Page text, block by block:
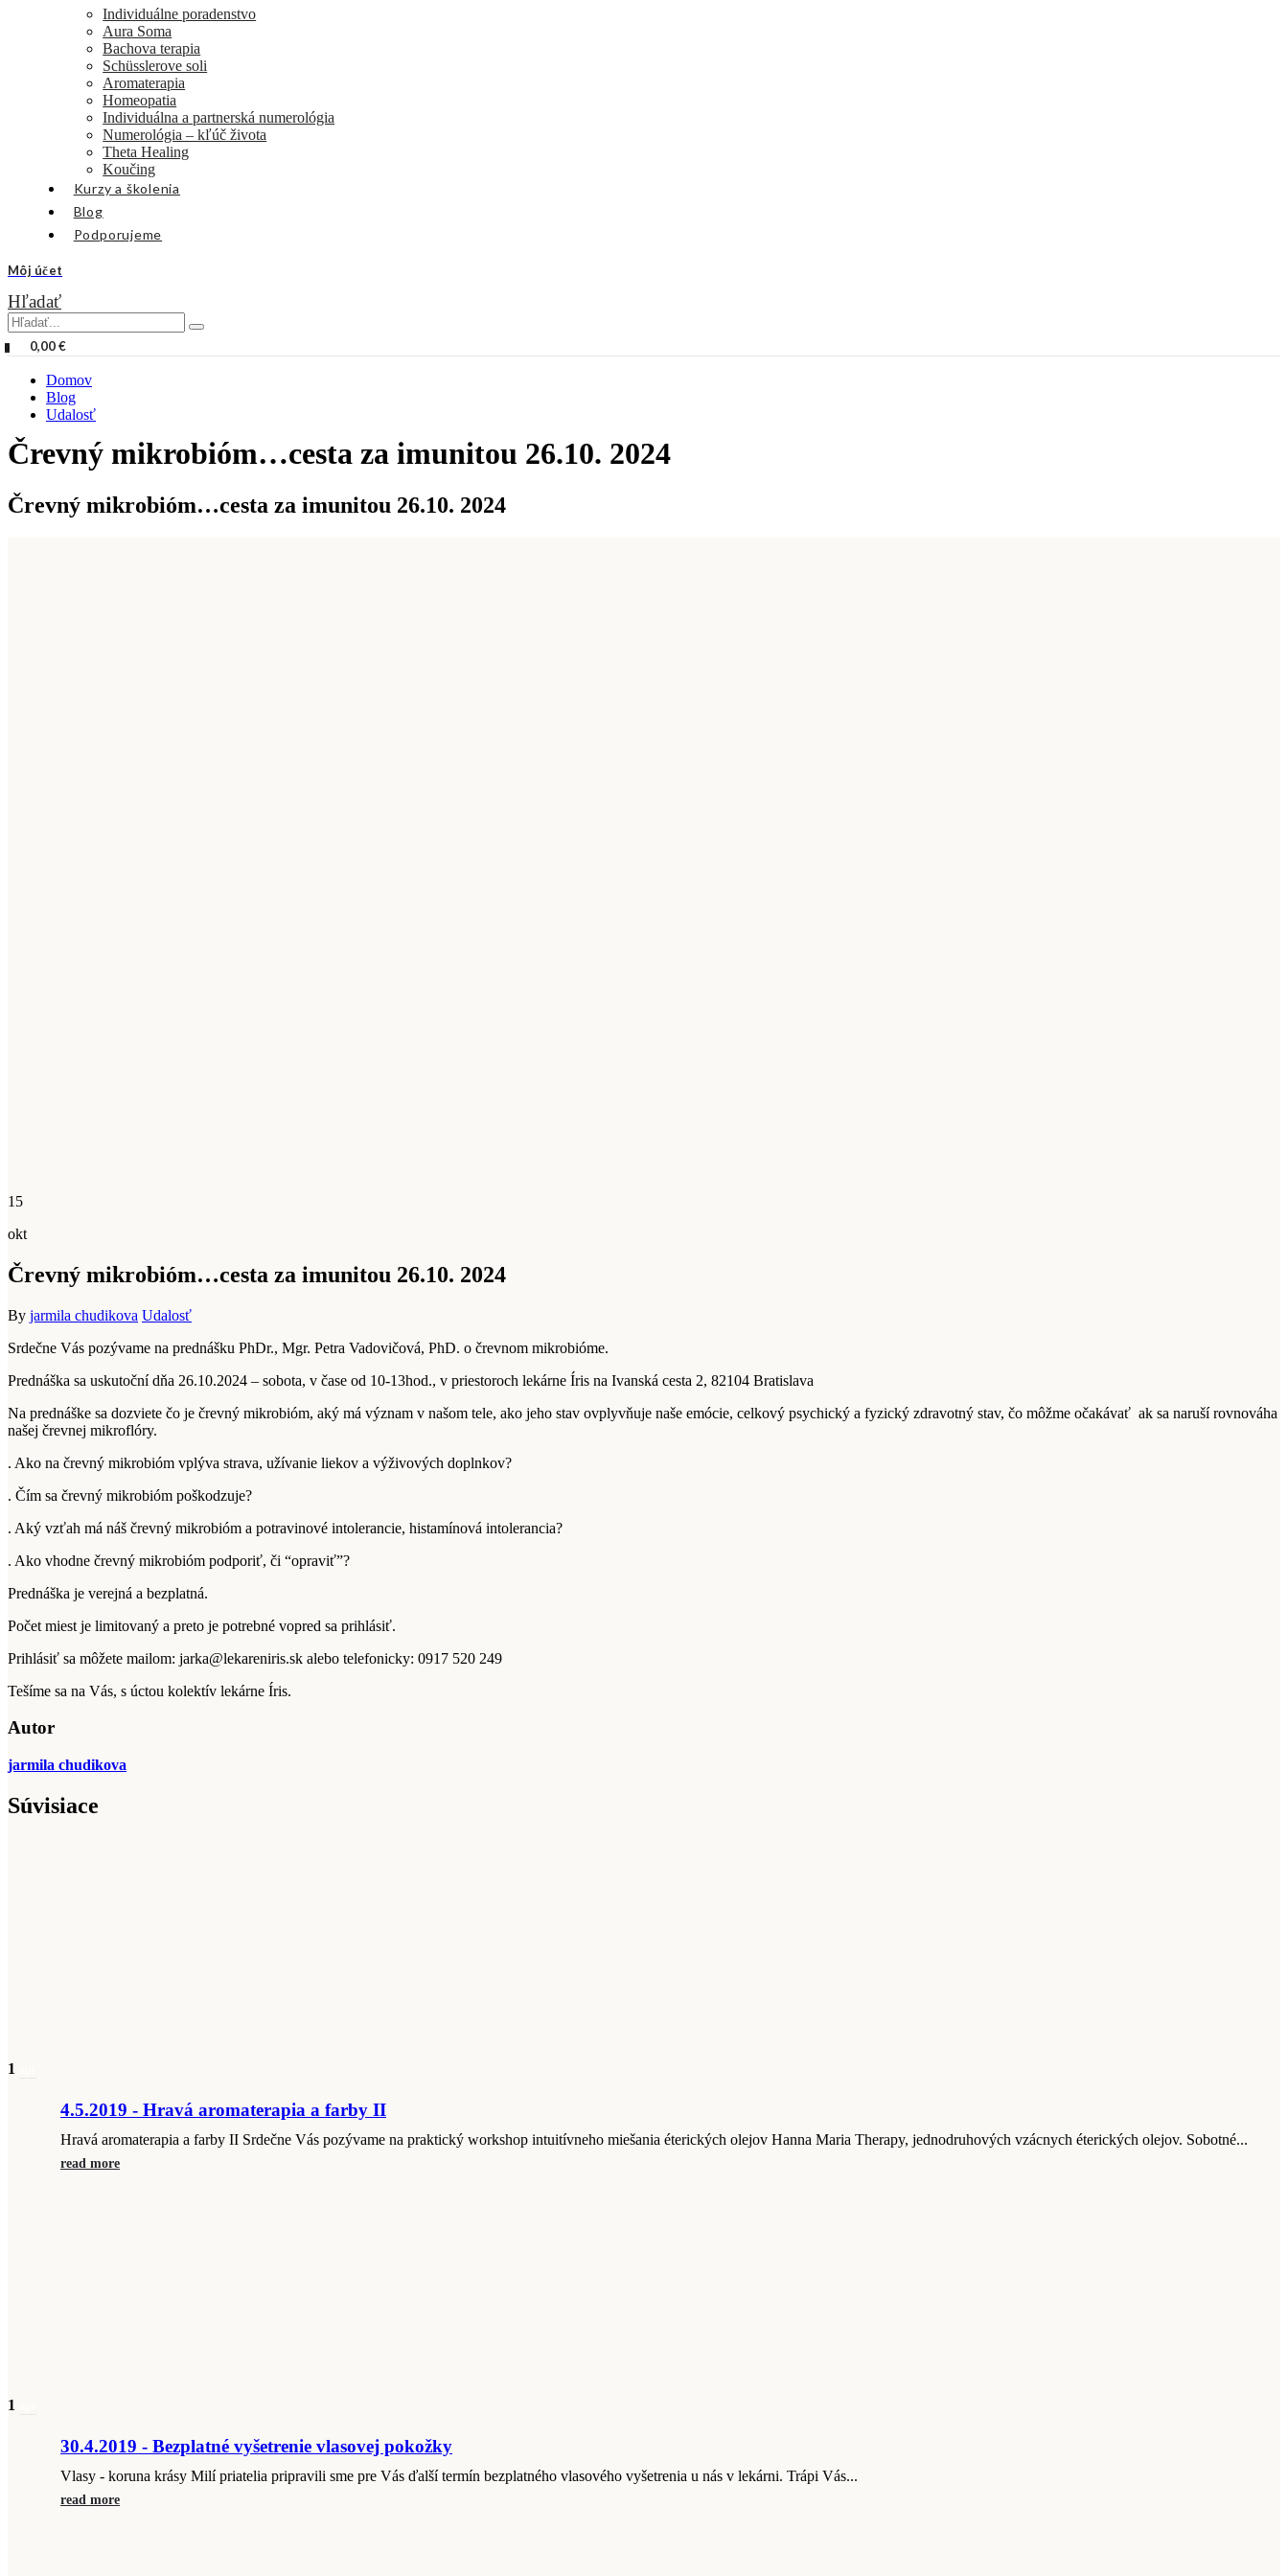
Individuálne poradenstvo
Aura Soma
Bachova terapia
Schüsslerove soli
Aromaterapia
Homeopatia
Individuálna a partnerská numerológia
Numerológia – kľúč života
Theta Healing
Koučing
Kurzy a školenia
Blog
Podporujeme
Môj účet
Hľadať
0 0,00€
Domov
Blog
Udalosť
Črevný mikrobióm…cesta za imunitou 26.10. 2024
Črevný mikrobióm…cesta za imunitou 26.10. 2024
15
okt
Črevný mikrobióm…cesta za imunitou 26.10. 2024
By jarmila chudikova Udalosť
Srdečne Vás pozývame na prednášku PhDr., Mgr. Petra Vadovičová, PhD. o črevnom mikrobióme.
Prednáška sa uskutoční dňa 26.10.2024 – sobota, v čase od 10-13hod., v priestoroch lekárne Íris na Ivanská cesta 2, 82104 Bratislava
Na prednáške sa dozviete čo je črevný mikrobióm, aký má význam v našom tele, ako jeho stav ovplyvňuje naše emócie, celkový psychický a fyzický zdravotný stav, čo môžme očakávať ak sa naruší rovnováha
našej črevnej mikroflóry.
. Ako na črevný mikrobióm vplýva strava, užívanie liekov a výživových doplnkov?
. Čím sa črevný mikrobióm poškodzuje?
. Aký vzťah má náš črevný mikrobióm a potravinové intolerancie, histamínová intolerancia?
. Ako vhodne črevný mikrobióm podporiť, či “opraviť”?
Prednáška je verejná a bezplatná.
Počet miest je limitovaný a preto je potrebné vopred sa prihlásiť.
Prihlásiť sa môžete mailom: jarka@lekareniris.sk alebo telefonicky: 0917 520 249
Tešíme sa na Vás, s úctou kolektív lekárne Íris.
Autor
jarmila chudikova
Súvisiace
1
4.5.2019 - Hravá aromaterapia a farby II
Hravá aromaterapia a farby II Srdečne Vás pozývame na praktický workshop intuitívneho miešania éterických olejov Hanna Maria Therapy, jednodruhových vzácnych éterických olejov. Sobotné...
read more
1
30.4.2019 - Bezplatné vyšetrenie vlasovej pokožky
Vlasy - koruna krásy Milí priatelia pripravili sme pre Vás ďalší termín bezplatného vlasového vyšetrenia u nás v lekárni. Trápi Vás...
read more